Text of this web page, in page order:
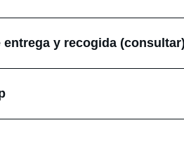
y recogida (consultar)